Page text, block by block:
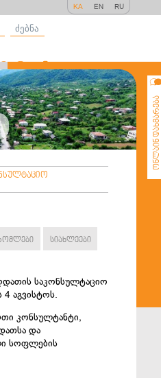
KA EN RU
ძებნა
ონლაინ დახმარება
სიახლეები
საკონსულტაციო
4 აგვისტოს.
კონსულტანტი,
და
სოფლების